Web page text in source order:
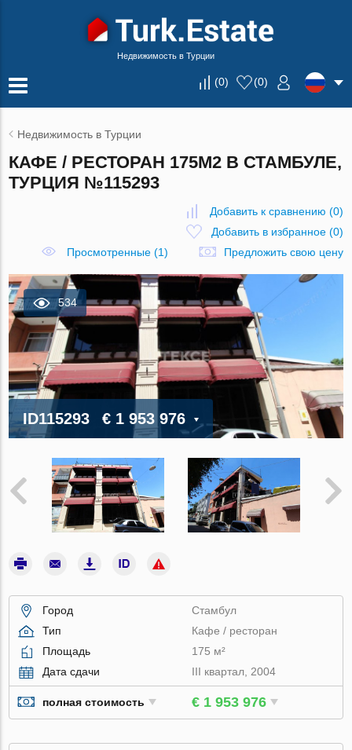
Недвижимость в Турции
(0) (0)
Недвижимость в Турции
КАФЕ / РЕСТОРАН 175М2 В СТАМБУЛЕ,
ТУРЦИЯ №115293
Добавить к сравнению (0)
Добавить в избранное(0)
Просмотренные (1)
Предложить свою цену
534
ID115293 € 1 953 976
Город
Стамбул
Тип
Кафе / ресторан
Площадь
175 м²
Дата сдачи
III квартал, 2004
полная стоимость € 1 953 976